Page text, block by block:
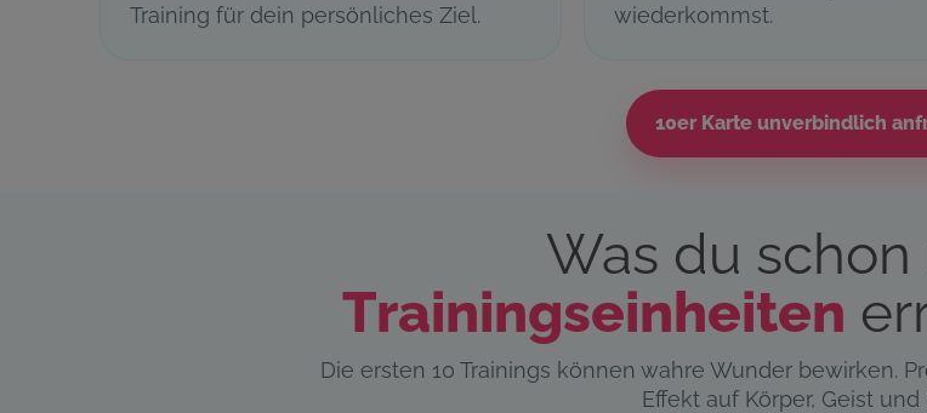
Training für dein persönliches Ziel.
wiederkommst.
10er Karte unverbindlich
Was du
Trainingseinheiten
Die ersten 10 Trainings können wahre Wunder bewirken.
Effekt auf Körper, Geist und